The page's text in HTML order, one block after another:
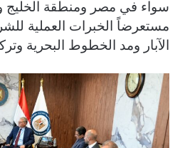
سواء في مصر ومنطقة الخليج
مستعرضاً الخبرات العملية
الآبار ومد الخطوط البحرية